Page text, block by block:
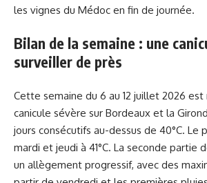
les vignes du Médoc en fin de journée.
Bilan de la semaine : une
surveiller de près
Cette semaine du 6 au 12 juillet 2026
canicule sévère sur Bordeaux et la
jours consécutifs au-dessus de 40°C. Le
mardi et jeudi à 41°C. La seconde partie
un allègement progressif, avec des